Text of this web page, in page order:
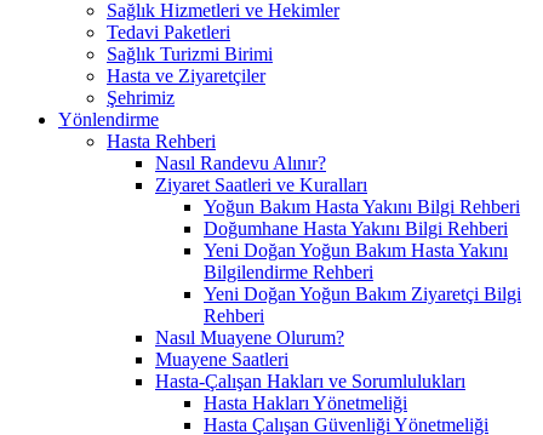
Sağlık Hizmetleri ve Hekimler
Tedavi Paketleri
Sağlık Turizmi Birimi
Hasta ve Ziyaretçiler
Şehrimiz
Yönlendirme
Hasta Rehberi
Nasıl Randevu Alınır?
Ziyaret Saatleri ve Kuralları
Yoğun Bakım Hasta Yakını Bilgi Rehberi
Doğumhane Hasta Yakını Bilgi Rehberi
Yeni Doğan Yoğun Bakım Hasta Yakını
Bilgilendirme Rehberi
Yeni Doğan Yoğun Bakım Ziyaretçi Bilgi
Rehberi
Nasıl Muayene Olurum?
Muayene Saatleri
Hasta-Çalışan Hakları ve Sorumlulukları
Hasta Hakları Yönetmeliği
Hasta Çalışan Güvenliği Yönetmeliği